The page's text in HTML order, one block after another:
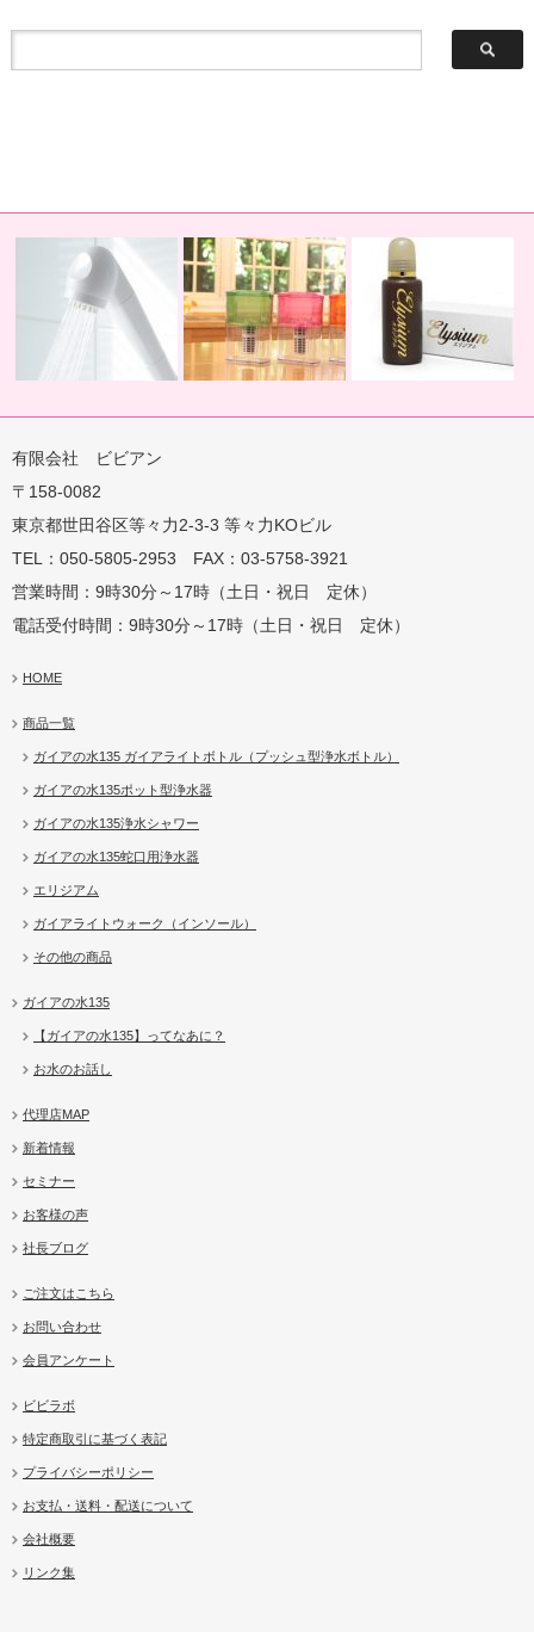
用地球の恵みを シャワー
有限会社 ビビアン
〒158-0082
東京都世田谷区等々力2-3-3 等々力KOビル
TEL：050-5805-2953 FAX：03-5758-3921
営業時間：9時30分～17時（土日・祝日 定休）
電話受付時間：9時30分～17時（土日・祝日 定休）
HOME
商品一覧
ガイアの水135 ガイアライトボトル（プッシュ型浄水ボトル）
ガイアの水135ポット型浄水器
ガイアの水135浄水シャワー
ガイアの水135蛇口用浄水器
エリジアム
ガイアライトウォーク（インソール）
その他の商品
ガイアの水135
【ガイアの水135】ってなあに？
お水のお話し
代理店MAP
新着情報
セミナー
お客様の声
社長ブログ
ご注文はこちら
お問い合わせ
会員アンケート
ビビラボ
特定商取引に基づく表記
プライバシーポリシー
お支払・送料・配送について
会社概要
リンク集